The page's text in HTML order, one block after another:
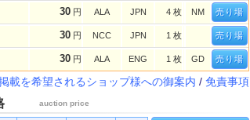
30 円 ALA JPN 4 枚 NM 売り場
30 円 NCC JPN 1 枚 売り場
30 円 ALA ENG 1 枚 GD 売り場
載を希望されるショップ様への御案内 / 免責事項
auction price